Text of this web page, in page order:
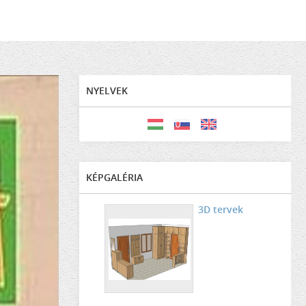
NYELVEK
KÉPGALÉRIA
3D tervek